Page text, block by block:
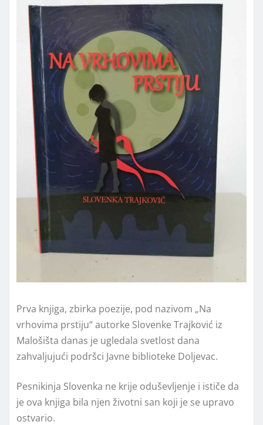
Prva knjiga, zbirka poezije, pod nazivom „Na
vrhovima prstiju“ autorke Slovenke Trajković iz
Malošišta danas je ugledala svetlost dana
zahvaljujući podršci Javne biblioteke Doljevac.
Pesnikinja Slovenka ne krije oduševljenje i ističe da
je ova knjiga bila njen životni san koji je se upravo
ostvario.